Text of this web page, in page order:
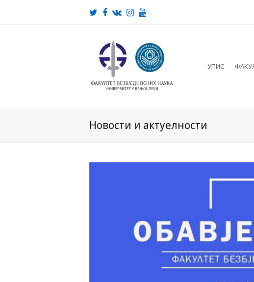
Twitter
Facebook
VKInstagram
Youtube
УПИС
Новости и актуелности